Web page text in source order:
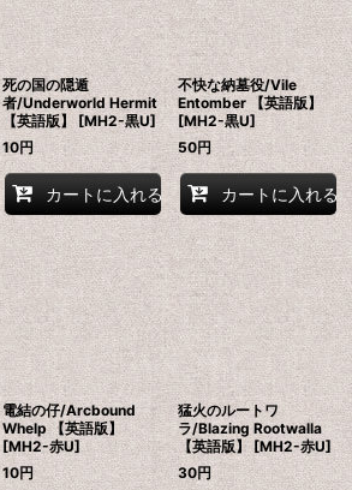
死の国の隠遁
者/Underworld Hermit
【英語版】 [MH2-黒U]
10円
カートに入れる
不快な納墓役/Vile
Entomber 【英語版】
[MH2-黒U]
50円
カートに入れる
電結の仔/Arcbound
Whelp 【英語版】
[MH2-赤U]
10円
猛火のルートワ
ラ/Blazing Rootwalla
【英語版】 [MH2-赤U]
30円